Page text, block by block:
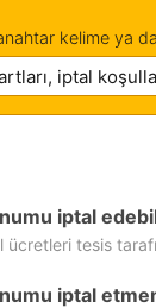
kelime ya
iptal
ücretleri tesis
iptal